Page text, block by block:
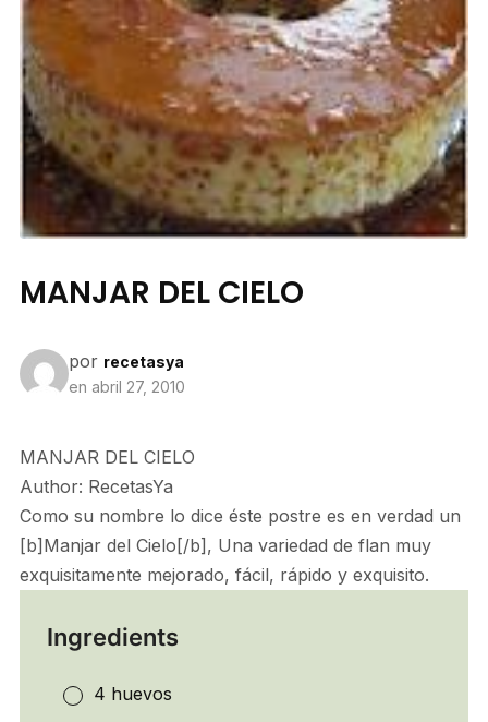
MANJAR DEL CIELO
por recetasya
en abril 27, 2010
MANJAR DEL CIELO
Author: RecetasYa
Como su nombre lo dice éste postre es en verdad un
[b]Manjar del Cielo[/b], Una variedad de flan muy
exquisitamente mejorado, fácil, rápido y exquisito.
Ingredients
4 huevos